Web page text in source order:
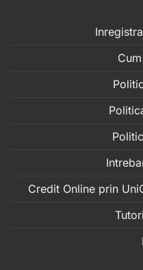
Credit Online prin